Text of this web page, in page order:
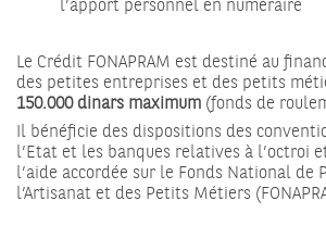
l’apport personnel en numéraire
Le Crédit FONAPRAM est destiné au
des petites entreprises et des petits
150.000 dinars maximum (fonds de
Il bénéficie des dispositions des
l’Etat et les banques relatives à l’octroi
l’aide accordée sur le Fonds National de
l’Artisanat et des Petits Métiers